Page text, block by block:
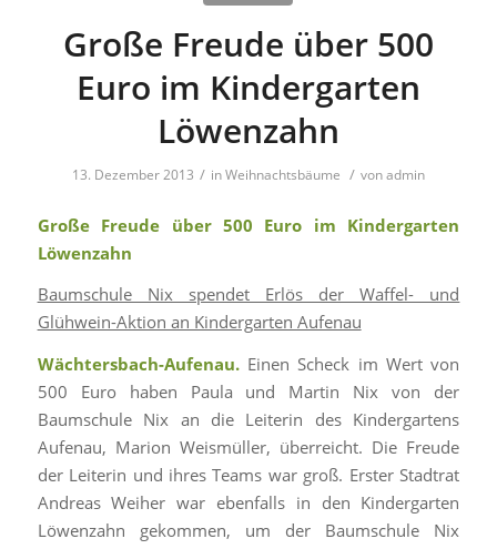
Große Freude über 500
Euro im Kindergarten
Löwenzahn
13. Dezember 2013 / inWeihnachtsbäume / vonadmin
Große Freude über 500 Euro im Kindergarten
Löwenzahn
Baumschule Nix spendet Erlös der Waffel- und
Glühwein-Aktion an Kindergarten Aufenau
Wächtersbach-Aufenau.Einen Scheck im Wert von
500 Euro haben Paula und Martin Nix von der
Baumschule Nix an die Leiterin des Kindergartens
Aufenau, Marion Weismüller, überreicht. Die Freude
der Leiterin und ihres Teams war groß. Erster Stadtrat
Andreas Weiher war ebenfalls in den Kindergarten
Löwenzahn gekommen, um der Baumschule Nix